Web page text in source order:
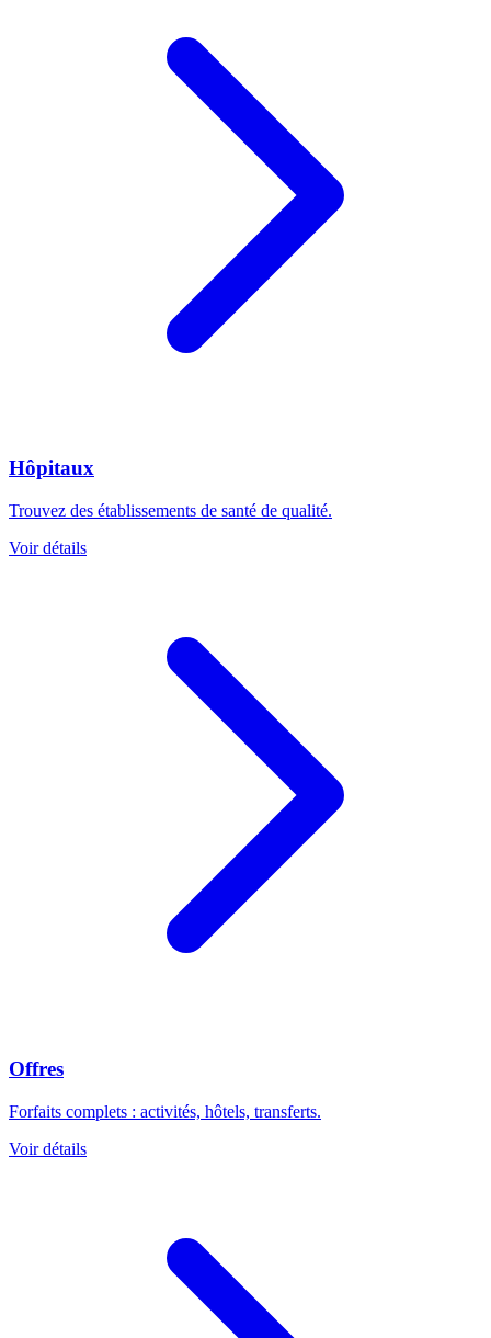
Hôpitaux
Trouvez des établissements de santé de qualité.
Voir détails
Offres
Forfaits complets : activités, hôtels, transferts.
Voir détails